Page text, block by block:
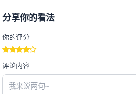
分享你的看法
你的评分
评论内容